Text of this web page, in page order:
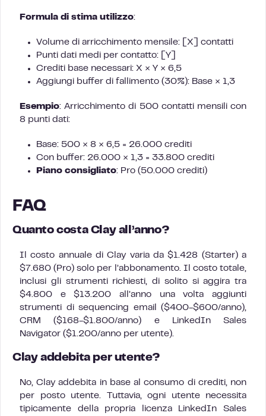
Formula di stima utilizzo:
Volume di arricchimento mensile: [X] contatti
Punti dati medi per contatto: [Y]
Crediti base necessari: X × Y × 6,5
Aggiungi buffer di fallimento (30%): Base × 1,3
Esempio: Arricchimento di 500 contatti mensili con
8 punti dati:
Base: 500 × 8 × 6,5 = 26.000 crediti
Con buffer: 26.000 × 1,3 = 33.800 crediti
Piano consigliato: Pro (50.000 crediti)
FAQ
Quanto costa Clay all’anno?
Il costo annuale di Clay varia da $1.428 (Starter) a
$7.680 (Pro) solo per l’abbonamento. Il costo totale,
inclusi gli strumenti richiesti, di solito si aggira tra
$4.800 e $13.200 all’anno una volta aggiunti
strumenti di sequencing email ($400-$600/anno),
CRM ($168-$1.800/anno) e LinkedIn Sales
Navigator ($1.200/anno per utente).
Clay addebita per utente?
No, Clay addebita in base al consumo di crediti, non
per posto utente. Tuttavia, ogni utente necessita
tipicamente della propria licenza LinkedIn Sales